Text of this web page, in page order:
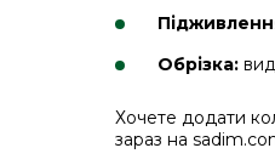
Обрізка:
Хочете додати
зараз на